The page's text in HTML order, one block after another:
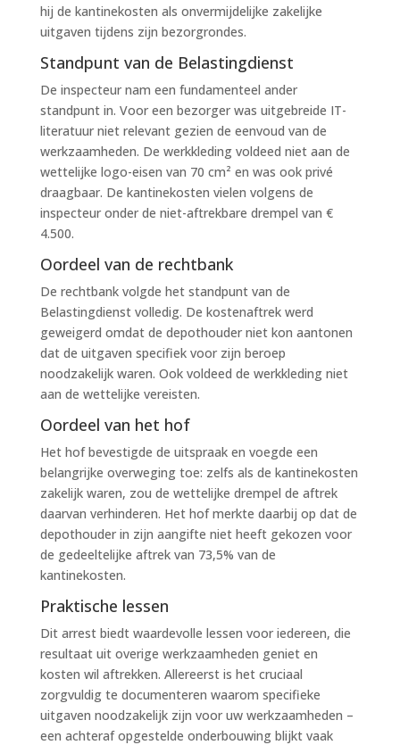
hij de kantinekosten als onvermijdelijke zakelijke
uitgaven tijdens zijn bezorgrondes.
Standpunt van de Belastingdienst
De inspecteur nam een fundamenteel ander
standpunt in. Voor een bezorger was uitgebreide IT-
literatuur niet relevant gezien de eenvoud van de
werkzaamheden. De werkkleding voldeed niet aan de
wettelijke logo-eisen van 70 cm² en was ook privé
draagbaar. De kantinekosten vielen volgens de
inspecteur onder de niet-aftrekbare drempel van €
4.500.
Oordeel van de rechtbank
De rechtbank volgde het standpunt van de
Belastingdienst volledig. De kostenaftrek werd
geweigerd omdat de depothouder niet kon aantonen
dat de uitgaven specifiek voor zijn beroep
noodzakelijk waren. Ook voldeed de werkkleding niet
aan de wettelijke vereisten.
Oordeel van het hof
Het hof bevestigde de uitspraak en voegde een
belangrijke overweging toe: zelfs als de kantinekosten
zakelijk waren, zou de wettelijke drempel de aftrek
daarvan verhinderen. Het hof merkte daarbij op dat de
depothouder in zijn aangifte niet heeft gekozen voor
de gedeeltelijke aftrek van 73,5% van de
kantinekosten.
Praktische lessen
Dit arrest biedt waardevolle lessen voor iedereen, die
resultaat uit overige werkzaamheden geniet en
kosten wil aftrekken. Allereerst is het cruciaal
zorgvuldig te documenteren waarom specifieke
uitgaven noodzakelijk zijn voor uw werkzaamheden –
een achteraf opgestelde onderbouwing blijkt vaak